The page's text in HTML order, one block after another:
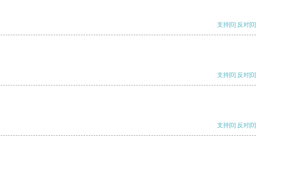
支持[0] 反对[0]
支持[0] 反对[0]
支持[0] 反对[0]